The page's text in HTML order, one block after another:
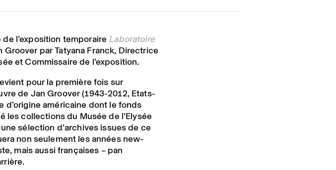
l’exposition temporaire Laboratoire
par Tatyana Franck, Directrice
et Commissaire de l’exposition.
pour la première fois sur
de Jan Groover (1943-2012, Etats-
d’origine américaine dont le fonds
les collections du Musée de l’Elysée
sélection d’archives issues de ce
non seulement les années new-
mais aussi françaises – pan